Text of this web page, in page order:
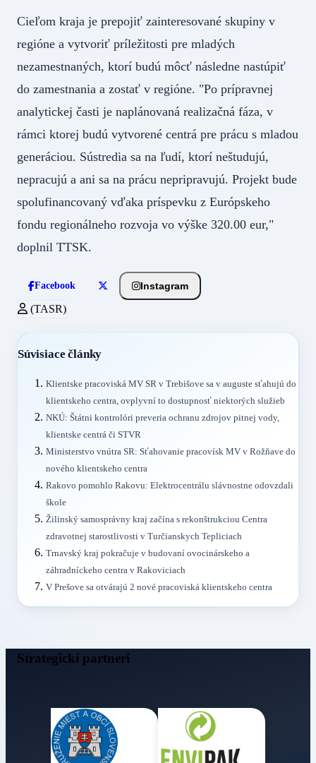
Cieľom kraja je prepojiť zainteresované skupiny v
regióne a vytvoriť príležitosti pre mladých
nezamestnaných, ktorí budú môcť následne nastúpiť
do zamestnania a zostať v regióne. "Po prípravnej
analytickej časti je naplánovaná realizačná fáza, v
rámci ktorej budú vytvorené centrá pre prácu s mladou
generáciou. Sústredia sa na ľudí, ktorí neštudujú,
nepracujú a ani sa na prácu nepripravujú. Projekt bude
spolufinancovaný vďaka príspevku z Európskeho
fondu regionálneho rozvoja vo výške 320.00 eur,"
doplnil TTSK.
Facebook Instagram
(TASR)
Súvisiace články
Klientske pracoviská MV SR v Trebišove sa v auguste sťahujú do
klientskeho centra, ovplyvní to dostupnosť niektorých služieb
NKÚ: Štátni kontrolóri preveria ochranu zdrojov pitnej vody,
klientske centrá či STVR
Ministerstvo vnútra SR: Sťahovanie pracovísk MV v Rožňave do
nového klientskeho centra
Rakovo pomohlo Rakovu: Elektrocentrálu slávnostne odovzdali
škole
Žilinský samosprávny kraj začína s rekonštrukciou Centra
zdravotnej starostlivosti v Turčianskych Tepliciach
Trnavský kraj pokračuje v budovaní ovocinárskeho a
záhradníckeho centra v Rakoviciach
V Prešove sa otvárajú 2 nové pracoviská klientskeho centra
Strategickí partneri